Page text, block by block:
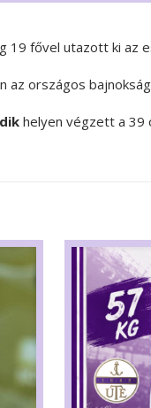
19 fővel utazott ki az
országos
helyen végzett a 39